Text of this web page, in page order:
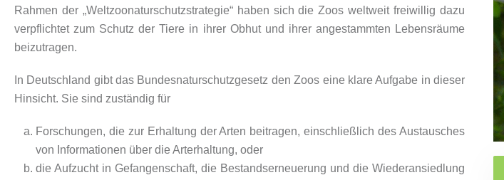
Rahmen der „Weltzoonaturschutzstrategie“ haben sich die Zoos weltweit freiwillig dazu
verpflichtet zum Schutz der Tiere in ihrer Obhut und ihrer angestammten Lebensräume
beizutragen.
In Deutschland gibt das Bundesnaturschutzgesetz den Zoos eine klare Aufgabe in dieser
Hinsicht. Sie sind zuständig für
Forschungen, die zur Erhaltung der Arten beitragen, einschließlich des Austausches
von Informationen über die Arterhaltung, oder
die Aufzucht in Gefangenschaft, die Bestandserneuerung und die Wiederansiedlung